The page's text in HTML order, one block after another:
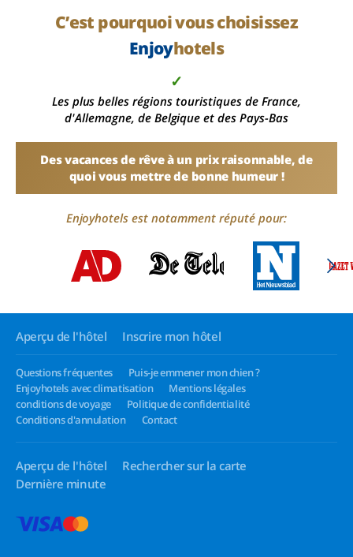
C’est pourquoi vous choisissez
Enjoyhotels
✓
Les plus belles régions touristiques de France,
d'Allemagne, de Belgique et des Pays-Bas
Des vacances de rêve à un prix raisonnable, de
quoi vous mettre de bonne humeur !
Enjoyhotels est notamment réputé pour:
Aperçu de l'hôtel Inscrire mon hôtel
Questions fréquentes
Puis-je emmener mon chien ?
Enjoyhotels avec climatisation
Mentions légales
conditions de voyage
Politique de confidentialité
Conditions d'annulation
Contact
Aperçu de l'hôtel
Rechercher sur la carte
Dernière minute